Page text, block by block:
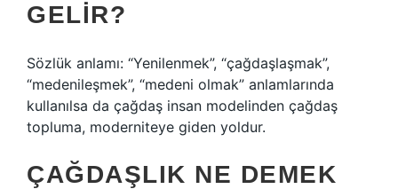
GELIR?
Sözlük anlamı: “Yenilenmek”, “çağdaşlaşmak”,
“medenileşmek”, “medeni olmak” anlamlarında
kullanılsa da çağdaş insan modelinden çağdaş
topluma, moderniteye giden yoldur.
ÇAĞDAŞLIK NE DEMEK